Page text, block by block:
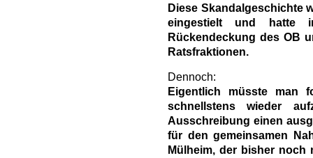
Diese Skandalgeschichte
eingestielt und hatte
Rückendeckung des OB
Ratsfraktionen.
Dennoch:
Eigentlich müsste man
schnellstens wieder
Ausschreibung einen
für den gemeinsamen
Mülheim, der bisher noch